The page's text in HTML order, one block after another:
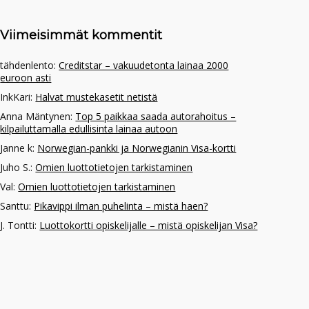
Viimeisimmät kommentit
tähdenlento:Creditstar – vakuudetonta lainaa 2000
euroon asti
InkKari: Halvat mustekasetit netistä
Anna Mäntynen: Top 5 paikkaa saada autorahoitus –
kilpailuttamalla edullisinta lainaa autoon
Janne k: Norwegian-pankki ja Norwegianin Visa-kortti
Juho S.:Omien luottotietojen tarkistaminen
Val:Omien luottotietojen tarkistaminen
Santtu: Pikavippi ilman puhelinta – mistä haen?
J. Tontti: Luottokortti opiskelijalle – mistä opiskelijan Visa?